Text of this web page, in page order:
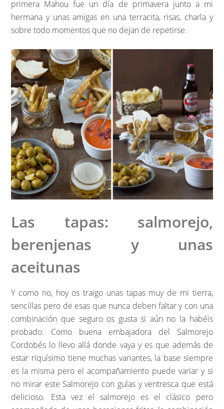
primera Mahou fue un día de primavera junto a mi
hermana y unas amigas en una terracita, risas, charla y
sobre todo momentos que no dejan de repetirse.
Las tapas: salmorejo,
berenjenas y unas
aceitunas
Y como no, hoy os traigo unas tapas muy de mi tierra,
sencillas pero de esas que nunca deben faltar y con una
combinación que seguro os gusta si aún no la habéis
probado. Como buena embajadora del Salmorejo
Cordobés lo llevo allá donde vaya y es que además de
estar riquísimo tiene muchas variantes, la base siempre
es la misma pero el acompañamiento puede variar y si
no mirar este Salmorejo con gulas y ventresca que está
delicioso. Esta vez el salmorejo es el clásico pero